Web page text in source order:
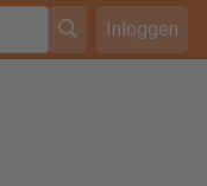
Inloggen